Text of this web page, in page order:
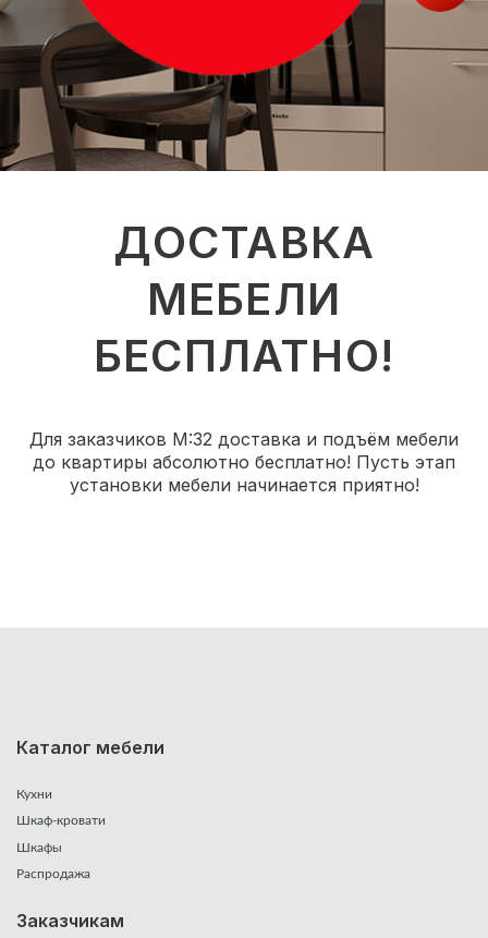
ДОСТАВКА
МЕБЕЛИ
БЕСПЛАТНО!
Для заказчиков М:32 доставка и подъём мебели
до квартиры абсолютно бесплатно! Пусть этап
установки мебели начинается приятно!
Каталог мебели
Кухни
Шкаф-кровати
Шкафы
Распродажа
Заказчикам